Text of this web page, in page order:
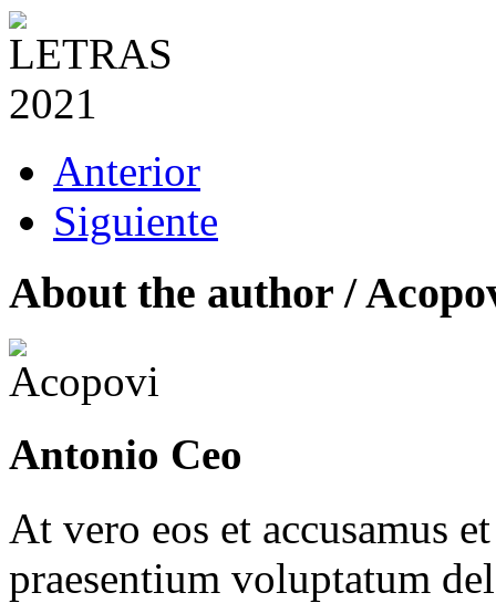
Anterior
Siguiente
About the author /
Antonio Ceo
At vero eos et accusamus
praesentium voluptatum